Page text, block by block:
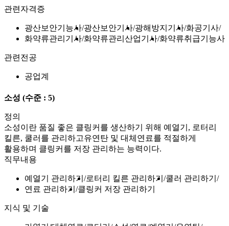
관련자격증
광산보안기능사 광산보안기사 광해방지기사 화공기사
화약류관리기사 화약류관리산업기사 화약류취급기능사
관련전공
공업계
소성 (수준 : 5)
정의
소성이란 품질 좋은 클링커를 생산하기 위해 예열기, 로터리
킬른, 쿨러를 관리하고유연탄 및 대체연료를 적절하게
활용하며 클링커를 저장 관리하는 능력이다.
직무내용
예열기 관리하기 로터리 킬른 관리하기
쿨러 관리하기
연료 관리하기
클링커 저장 관리하기
지식 및 기술